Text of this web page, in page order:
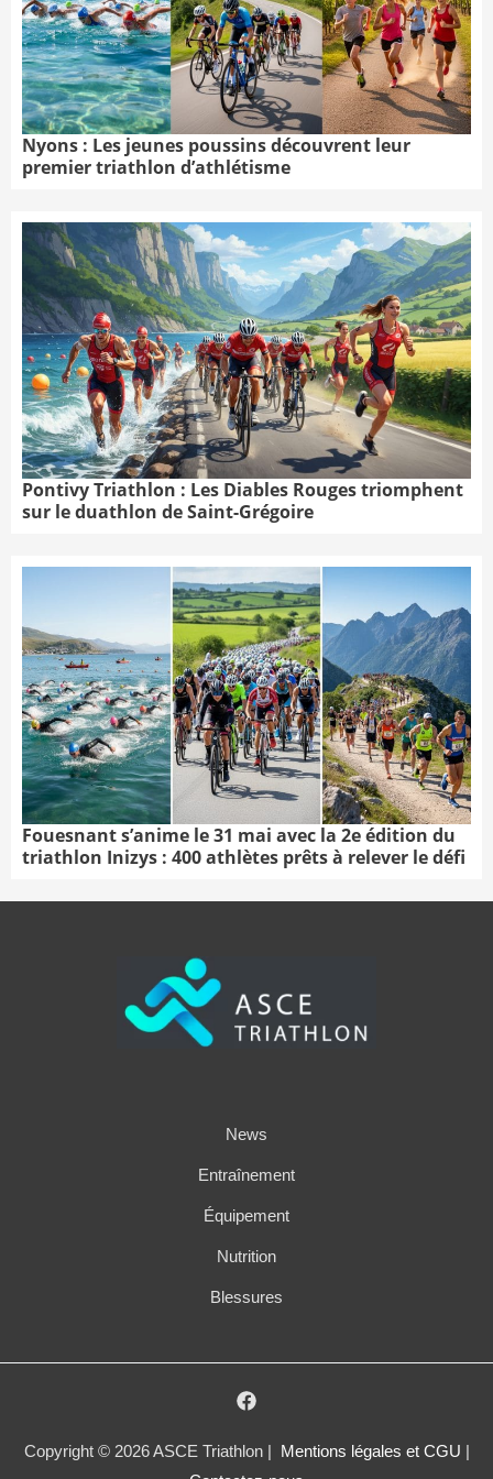
Nyons : Les jeunes poussins découvrent leur
premier triathlon d’athlétisme
Pontivy Triathlon : Les Diables Rouges triomphent
sur le duathlon de Saint-Grégoire
Fouesnant s’anime le 31 mai avec la 2e édition du
triathlon Inizys : 400 athlètes prêts à relever le défi
News
Entraînement
Équipement
Nutrition
Blessures
Copyright © 2026 ASCE Triathlon | Mentions légales et CGU